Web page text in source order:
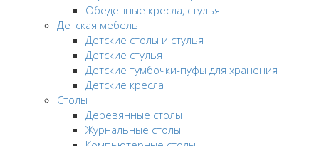
Обеденные кресла, стулья
Детская мебель
Детские столы и стулья
Детские стулья
Детские тумбочки-пуфы для хранения
Детские кресла
Столы
Деревянные столы
Журнальные столы